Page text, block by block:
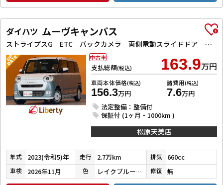
ダイハツ ムーヴキャンバス
ストライプスG ETC バックカメラ 両側電動スライドドア ナビ TV クリアランスソナー 衝突被害軽減システム オートライト スマートキー アイドリングストップ 電動格納ミラー シートヒーター ベンチシート CVT
支払総額(税込) 163.9万円
車両本体価格(税込)
156.3万円
諸費用(税込)
7.6万円
法定整備：整備付
保証付 (1ヶ月・1000km )
中古車
松原天美店
年式 2023(令和5)年 走行 2.7万km 排気 660cc
車検 2026年11月 色 レイクブルーメタリック／シャイニングホワイトパール 修復 無